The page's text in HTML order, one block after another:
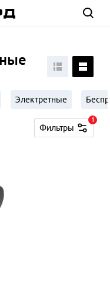
Электретные
Фильтры
1